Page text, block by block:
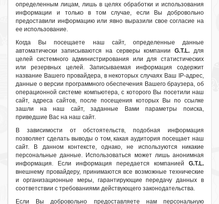
определенным лицам, лишь в целях обработки и использования
информации и только в том случае, если Вы добровольно
предоставили информацию или явно выразили свое согласие на
ее использование.
Когда Вы посещаете наш сайт, определенные данные
автоматически записываются на серверы компанииG.T.L. для
целей системного администрирования или для статистических
или резервных целей. Записываемая информация содержит
название Вашего провайдера, в некоторых случаях Ваш IP-адрес,
данные о версии программного обеспечения Вашего браузера, об
операционной системе компьютера, с которого Вы посетили наш
сайт, адреса сайтов, после посещения которых Вы по ссылке
зашли на наш сайт, заданные Вами параметры поиска,
приведшие Вас на наш сайт.
В зависимости от обстоятельств, подобная информация
позволяет сделать выводы о том, какая аудитория посещает наш
сайт. В данном контексте, однако, не используются никакие
персональные данные. Использоваться может лишь анонимная
информация. Если информация передается компанией G.T.L.
внешнему провайдеру, принимаются все возможные технические
и организационные меры, гарантирующие передачу данных в
соответствии с требованиями действующего законодательства.
Если Вы добровольно предоставляете нам персональную